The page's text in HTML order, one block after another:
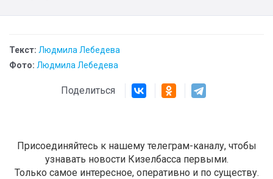
Текст: Людмила Лебедева
Фото: Людмила Лебедева
Поделиться
Присоединяйтесь к нашему телеграм-каналу, чтобы
узнавать новости Кизелбасса первыми.
Только самое интересное, оперативно и по существу.